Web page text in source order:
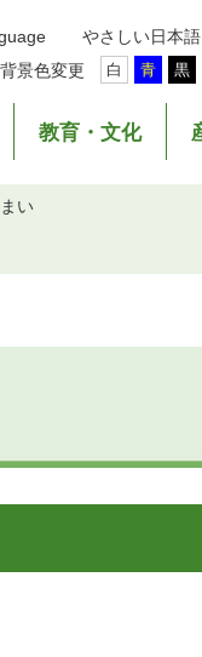
やさしい日本語
背景色変更
白 青 黒
教育・文化
い